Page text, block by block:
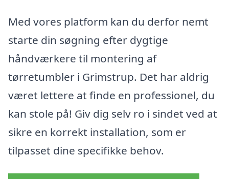
Med vores platform kan du derfor nemt
starte din søgning efter dygtige
håndværkere til montering af
tørretumbler i Grimstrup. Det har aldrig
været lettere at finde en professionel, du
kan stole på! Giv dig selv ro i sindet ved at
sikre en korrekt installation, som er
tilpasset dine specifikke behov.